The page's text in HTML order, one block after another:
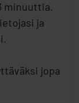
minuuttia.
ja
jopa